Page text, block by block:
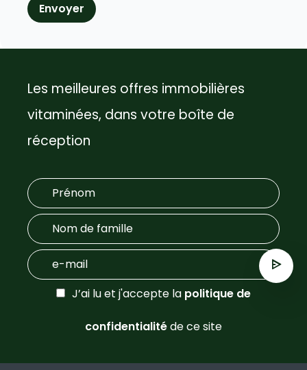
Envoyer
Les meilleures offres immobilières
vitaminées, dans votre boîte de
réception
J’ai lu et j'accepte la politique de
confidentialitéde ce site